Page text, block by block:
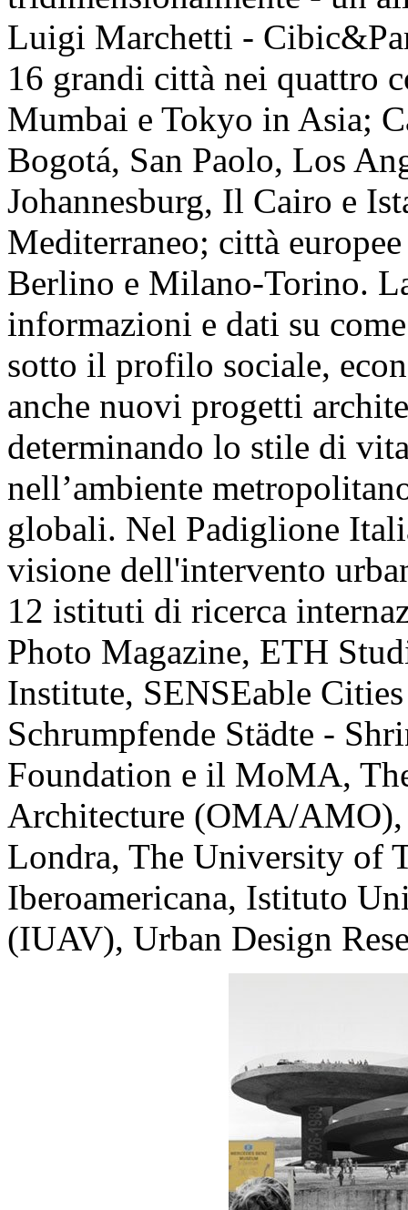
Luigi Marchetti -
16 grandi città nei quattro
Mumbai e Tokyo in Asia;
Bogotá, San Paolo, Los
Johannesburg, Il Cairo e
Mediterraneo; città
Berlino e Milano-Torino.
informazioni e dati su
sotto il profilo sociale,
anche nuovi progetti
determinando lo stile di
nell’ambiente
globali. Nel Padiglione
visione dell'intervento
12 istituti di ricerca
Photo Magazine, ETH
Institute, SENSEable
Schrumpfende Städte -
Foundation e il MoMA,
Architecture (OMA/
Londra, The University of
Iberoamericana, Istituto
(IUAV), Urban Design